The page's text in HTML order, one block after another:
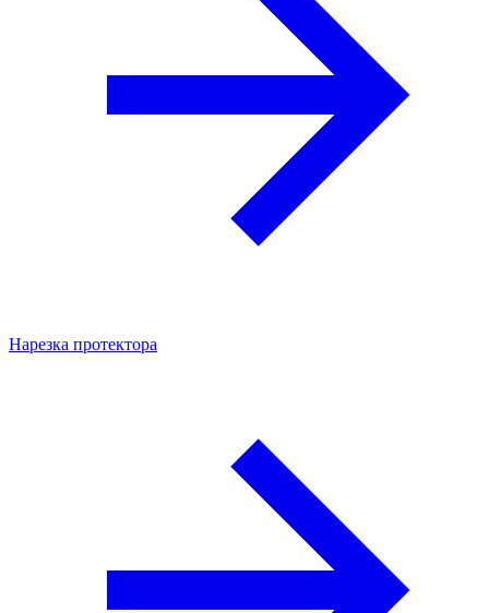
Нарезка протектора